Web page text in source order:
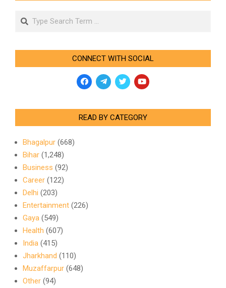
Search
CONNECT WITH SOCIAL
READ BY CATEGORY
Bhagalpur (668)
Bihar (1,248)
Business (92)
Career (122)
Delhi (203)
Entertainment (226)
Gaya (549)
Health (607)
India (415)
Jharkhand (110)
Muzaffarpur (648)
Other (94)